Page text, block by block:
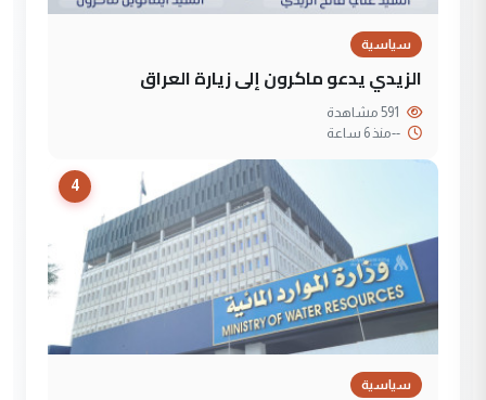
سياسية
الزيدي يدعو ماكرون إلى زيارة العراق
--منذ 6 ساعة
4
سياسية